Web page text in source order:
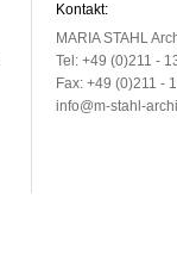
Kontakt:
MARIA STAHL
Tel: +49 (0)211 -
Fax: +49 (0)211 -
info@m-stahl-